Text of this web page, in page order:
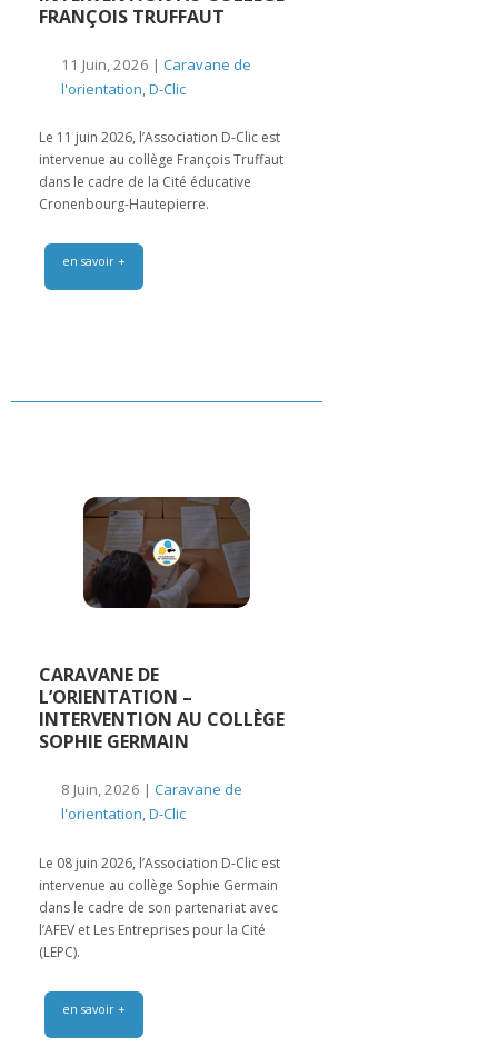
FRANÇOIS TRUFFAUT
11 Juin, 2026 | Caravane de
l'orientation,D-Clic
Le 11 juin 2026, l’Association D-Clic est
intervenue au collège François Truffaut
dans le cadre de la Cité éducative
Cronenbourg-Hautepierre.
en savoir +
CARAVANE DE
L’ORIENTATION –
INTERVENTION AU COLLÈGE
SOPHIE GERMAIN
8 Juin, 2026 | Caravane de
l'orientation,D-Clic
Le 08 juin 2026, l’Association D-Clic est
intervenue au collège Sophie Germain
dans le cadre de son partenariat avec
l’AFEV et Les Entreprises pour la Cité
(LEPC).
en savoir +